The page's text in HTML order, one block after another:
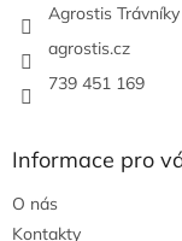
Agrostis Trávníky
agrostis.cz
739 451 169
Informace pro
O nás
Kontakty